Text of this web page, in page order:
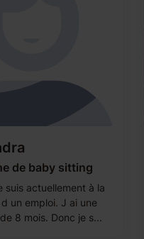
de baby sitting
suis actuellement à la
un emploi. J ai une
8 mois. Donc je s...